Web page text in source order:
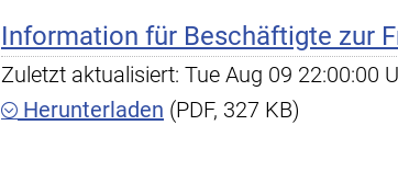
Information für Beschäftigte zur
Zuletzt aktualisiert: Tue Aug 09 22:00:00
Herunterladen (PDF, 327 KB)